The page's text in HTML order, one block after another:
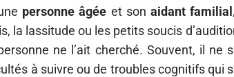
personne âgée et son aidant familial
la lassitude ou les petits soucis
ne l’ait cherché. Souvent, il ne
à suivre ou de troubles cognitifs qui